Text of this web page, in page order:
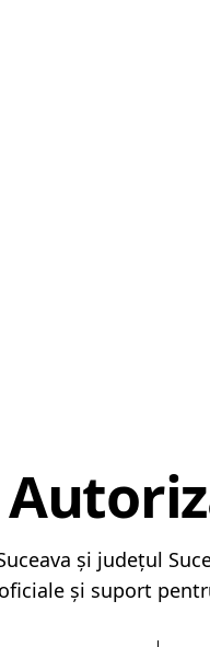
și județul
și suport